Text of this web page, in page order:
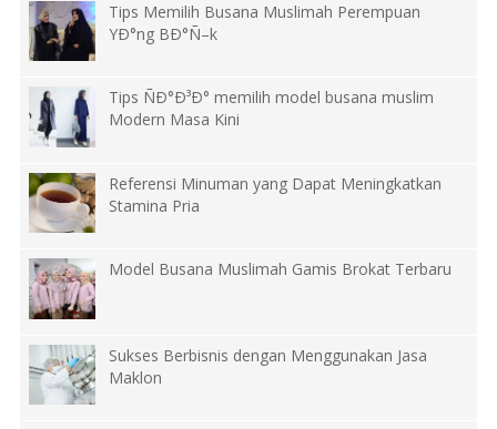
Tips Memilih Busana Muslimah Perempuan
YÐ°ng BÐ°Ñ–k
Tips ÑÐ°Ð³Ð° memilih model busana muslim
Modern Masa Kini
Referensi Minuman yang Dapat Meningkatkan
Stamina Pria
Model Busana Muslimah Gamis Brokat Terbaru
Sukses Berbisnis dengan Menggunakan Jasa
Maklon